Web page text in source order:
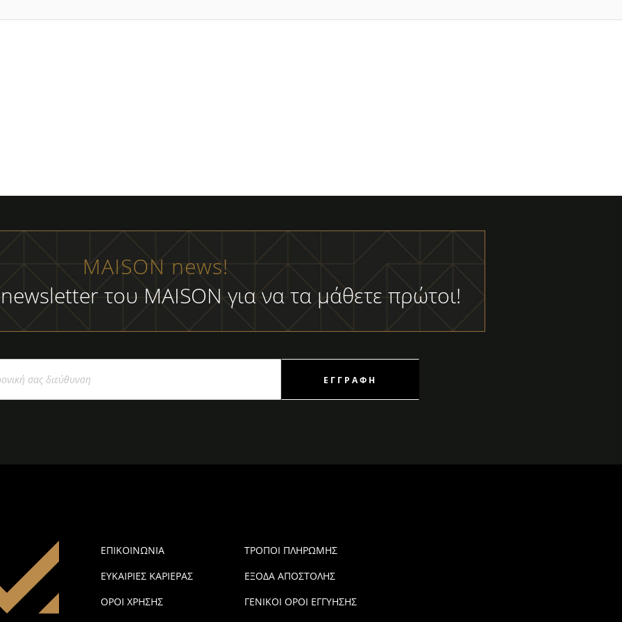
MAISON news!
του MAISON για να τα μάθετε πρώτοι!
ΕΓΓΡΑΦΉ
ΕΠΙΚΟΙΝΩΝΙΑ
ΕΥΚΑΙΡΙΕΣ ΚΑΡΙΕΡΑΣ
ΟΡΟΙ ΧΡΗΣΗΣ
ΤΡΟΠΟΙ ΠΛΗΡΩΜΗΣ
ΕΞΟΔΑ ΑΠΟΣΤΟΛΗΣ
ΓΕΝΙΚΟΙ ΟΡΟΙ ΕΓΓΥΗΣΗΣ